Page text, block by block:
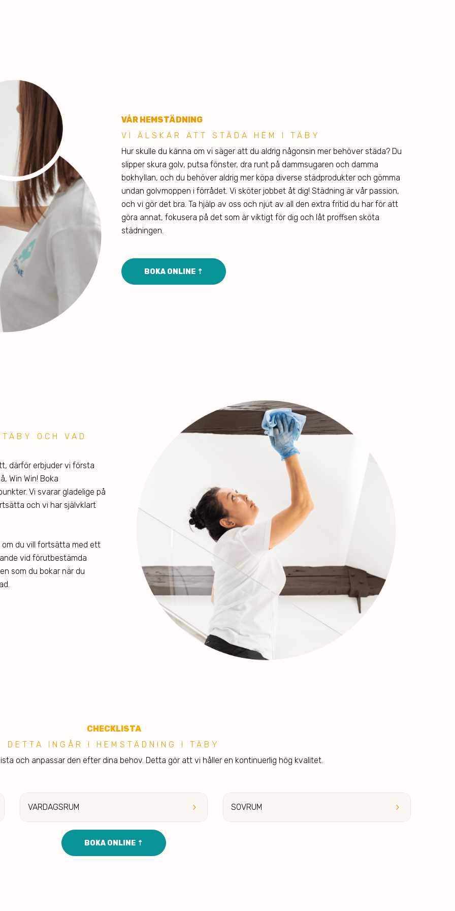
VÅR HEMSTÄDNING
VI ÄLSK AR ATT STÄDA HEM I TÄBY
Hur skulle du känna om vi säger att du aldrig någonsin mer behöver städa? Du
slipper skura golv, putsa fönster, dra runt på dammsugaren och damma
bokhyllan, och du behöver aldrig mer köpa diverse städprodukter och gömma
undan golvmoppen i förrådet. Vi sköter jobbet åt dig! Städning är vår passion,
och vi gör det bra. Ta hjälp av oss och njut av all den extra fritid du har för att
göra annat, fokusera på det som är viktigt för dig och låt proffsen sköta
städningen.
BOKA ONLINE ⇡
OCH VAD
därför erbjuder vi första
Win Win! Boka
Vi svarar gladelige på
och vi har självklart
om du vill fortsätta med ett
vid förutbestämda
som du bokar när du
CHECKLISTA
DETTA INGÅR I H EMSTÄDNING I TÄBY
och anpassar den efter dina behov. Detta gör att vi håller en kontinuerlig hög kvalitet.
keyboard_arrow_right
VARDAGSRUM keyboard_arrow_right
SOVRUM
BOKA ONLINE ⇡